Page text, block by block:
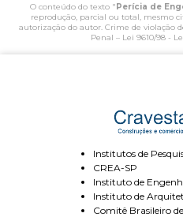
O conteúdo do texto "Perícia de
reprodução, parcial ou total, mesmo
autorização do autor. Crime de violação
Penal – Lei 9610/98 -
Institutos de
CREA-SP
Instituto de
Instituto de
Comitê Brasileiro